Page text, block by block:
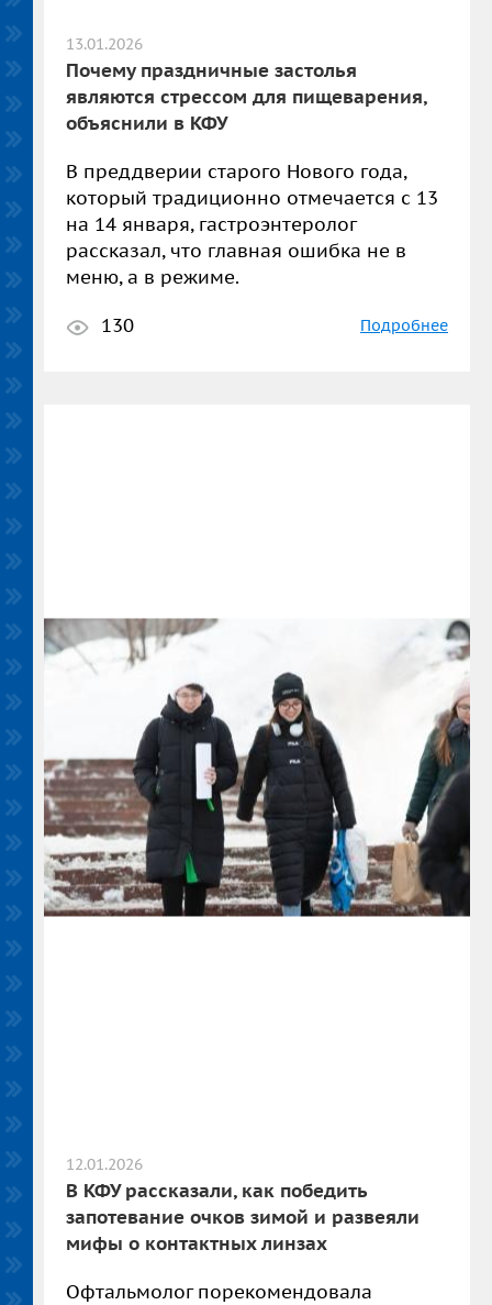
13.01.2026
Почему праздничные застолья
являются стрессом для пищеварения,
объяснили в КФУ
В преддверии старого Нового года,
который традиционно отмечается с 13
на 14 января, гастроэнтеролог
рассказал, что главная ошибка не в
меню, а в режиме.
130
Подробнее
12.01.2026
В КФУ рассказали, как победить
запотевание очков зимой и развеяли
мифы о контактных линзах
Офтальмолог порекомендовала